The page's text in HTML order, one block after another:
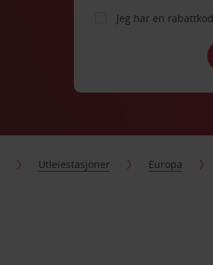
Jeg har en
Utleiestasjoner Europa